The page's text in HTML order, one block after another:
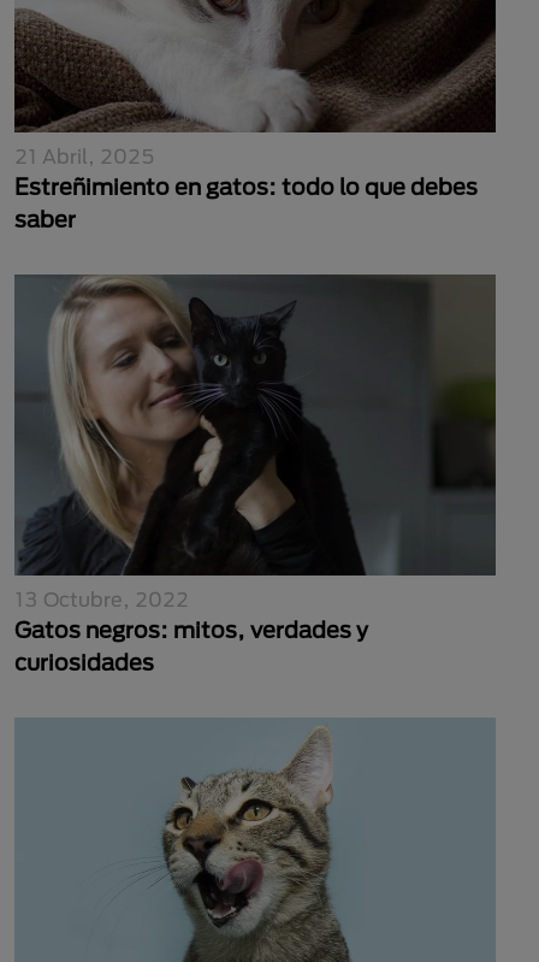
21 Abril, 2025
Estreñimiento en gatos: todo lo que debes
saber
13 Octubre, 2022
Gatos negros: mitos, verdades y
curiosidades